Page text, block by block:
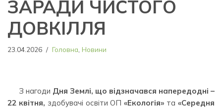
ЗАРАДИ ЧИСТОГО
ДОВКІЛЛЯ
23.04.2026 Головна Новини
З нагоди Дня Землі, що відзначався напередодні –
22 квітня, здобувачі освіти ОП«Екологія» та«Середня